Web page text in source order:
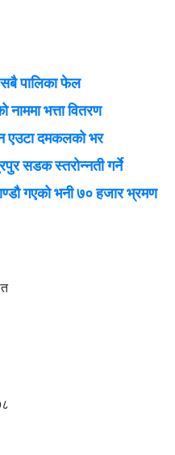
सबै पालिका फेल
नाममा भत्ता वितरण
एउटा दमकलको भर
सडक स्तरोन्नती गर्ने
गएको भनी ७० हजार भ्रमण